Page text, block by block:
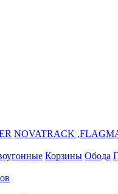
NOVATRACK
Корзины Обода